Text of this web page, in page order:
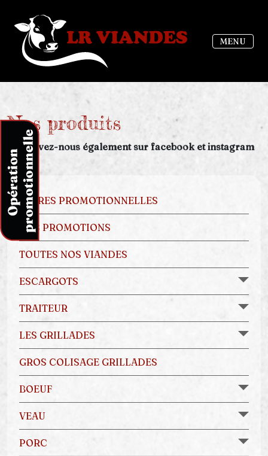
MENU
Nos produits
Retrouvez-nous également sur facebook et instagram
OFFRES PROMOTIONNELLES
NOS PROMOTIONS
TOUTES NOS VIANDES
ESCARGOTS
TRAITEUR
LES GRILLADES
GROS COLISAGE GRILLADES
BOEUF
VEAU
PORC